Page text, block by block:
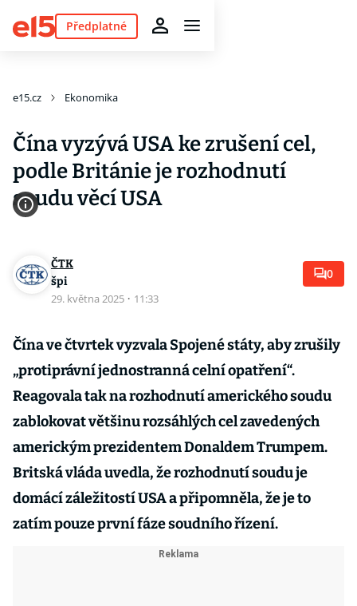
Předplatné
e15.cz Ekonomika
Čína vyzývá USA ke zrušení cel,
podle Británie je rozhodnutí
soudu věcí USA
ČTK
špi
29. května 2025 · 11:33
0
Čína ve čtvrtek vyzvala Spojené státy, aby zrušily
„protiprávní jednostranná celní opatření“.
Reagovala tak na rozhodnutí amerického soudu
zablokovat většinu rozsáhlých cel zavedených
americkým prezidentem Donaldem Trumpem.
Britská vláda uvedla, že rozhodnutí soudu je
domácí záležitostí USA a připomněla, že je to
zatím pouze první fáze soudního řízení.